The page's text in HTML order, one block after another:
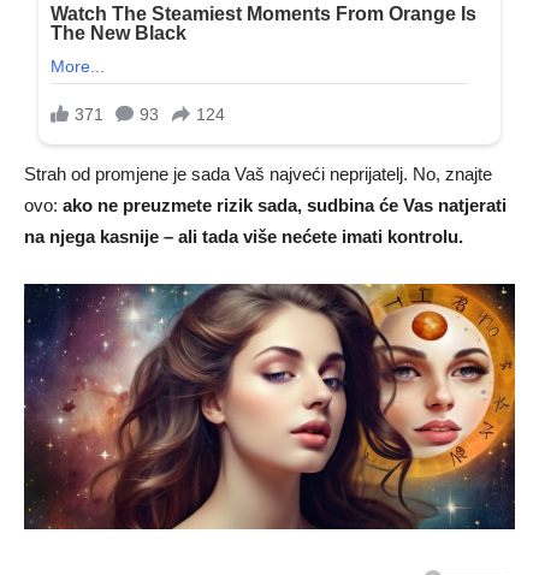
Strah od promjene je sada Vaš najveći neprijatelj. No, znajte
ovo: ako ne preuzmete rizik sada, sudbina će Vas natjerati
na njega kasnije – ali tada više nećete imati kontrolu.